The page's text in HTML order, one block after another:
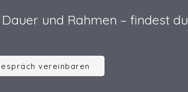
und Rahmen – findest du
vereinbaren